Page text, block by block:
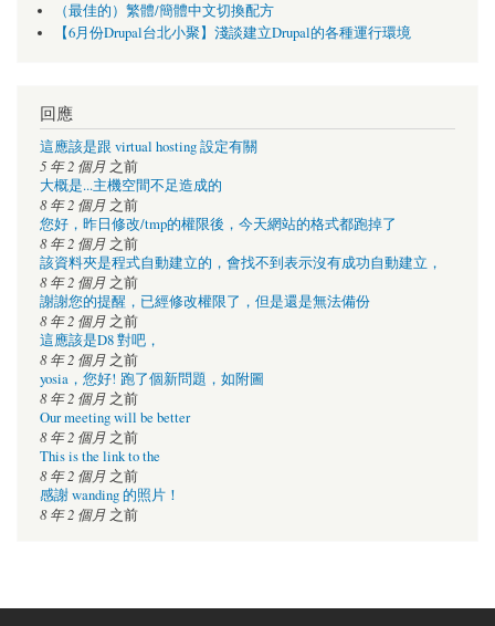
（最佳的）繁體/簡體中文切換配方
【6月份Drupal台北小聚】淺談建立Drupal的各種運行環境
回應
這應該是跟 virtual hosting 設定有關
5 年 2 個月 之前
大概是...主機空間不足造成的
8 年 2 個月 之前
您好，昨日修改/tmp的權限後，今天網站的格式都跑掉了
8 年 2 個月 之前
該資料夾是程式自動建立的，會找不到表示沒有成功自動建立，
8 年 2 個月 之前
謝謝您的提醒，已經修改權限了，但是還是無法備份
8 年 2 個月 之前
這應該是D8 對吧，
8 年 2 個月 之前
yosia，您好! 跑了個新問題，如附圖
8 年 2 個月 之前
Our meeting will be better
8 年 2 個月 之前
This is the link to the
8 年 2 個月 之前
感謝 wanding 的照片！
8 年 2 個月 之前